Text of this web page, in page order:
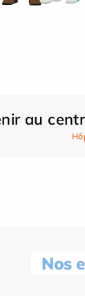
au
Nos